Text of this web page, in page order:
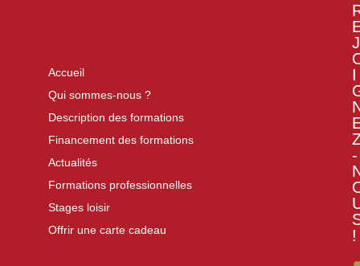
Accueil
Qui sommes-nous ?
Description des formations
Financement des formations
Actualités
Formations professionnelles
Stages loisir
Offrir une carte cadeau
J
I
-
!